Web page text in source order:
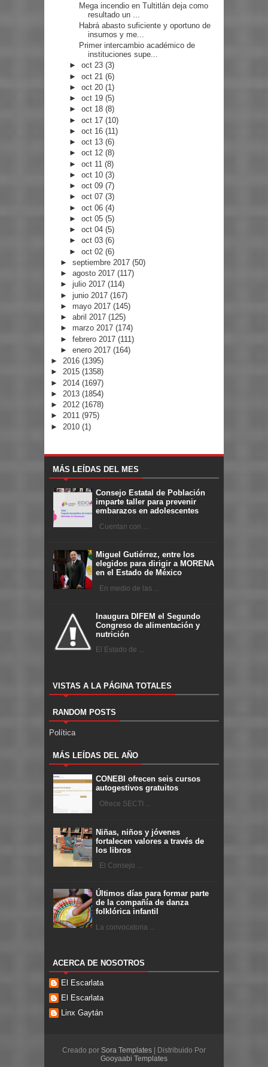
Mega incendio en Tultitlán deja como
resultado un ...
Habrá abasto suficiente y oportuno de
insumos y me...
Primer intercambio académico de
instituciones supe...
►oct 23(3)
►oct 21(6)
►oct 20(1)
►oct 19(5)
►oct 18(8)
►oct 17(10)
►oct 16(11)
►oct 13(6)
►oct 12(8)
►oct 11(8)
►oct 10(3)
►oct 09(7)
►oct 07(3)
►oct 06(4)
►oct 05(5)
►oct 04(5)
►oct 03(6)
►oct 02(6)
► septiembre 2017 (50)
► agosto 2017 (117)
► julio 2017 (114)
► junio 2017 (167)
► mayo 2017 (145)
► abril 2017 (125)
► marzo 2017 (174)
► febrero 2017 (111)
► enero 2017 (164)
► 2016 (1395)
► 2015 (1358)
► 2014 (1697)
► 2013 (1854)
► 2012 (1678)
► 2011 (975)
► 2010 (1)
MÁS LEÍDAS DEL MES
Consejo Estatal de Población
imparte taller para prevenir
embarazos en adolescentes
Cuentan con ...
Miguel Gutiérrez, entre los
elegidos para dirigir a MORENA
en el Estado de México
En medio de las ...
Inaugura DIFEM el Segundo
Congreso de alimentación y
nutrición
El Estado de ...
VISTAS A LA PÁGINA TOTALES
RANDOM POSTS
Política
MÁS LEÍDAS DEL AÑO
CONEBI ofrecen seis cursos
autogestivos gratuitos
Ofrece SECTI ...
Niñas, niños y jóvenes
fortalecen valores a través de
los libros
El Consejo ...
Últimos días para formar parte
de la compañía de danza
folklórica infantil
La convocatoria ...
ACERCA DE NOSOTROS
El Escarlata
El Escarlata
Linx Gaytán
Creado por Sora Templates | Distribuido Por
Gooyaabi Templates